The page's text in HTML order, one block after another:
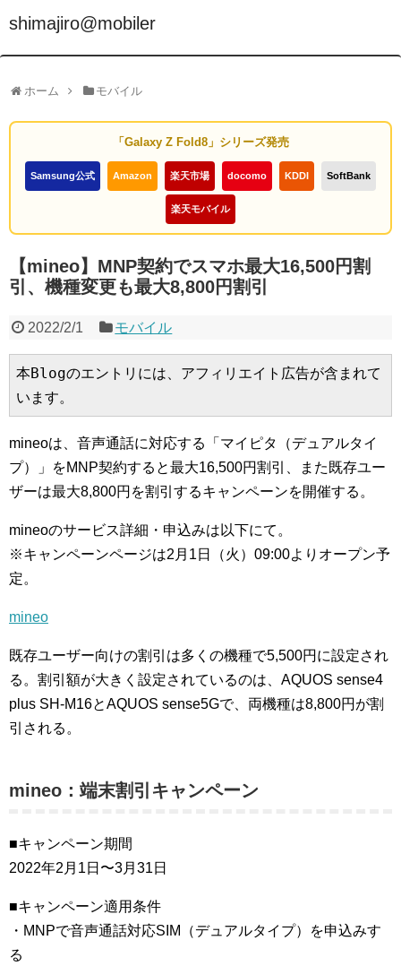
shimajiro@mobiler
ホーム モバイル
「Galaxy Z Fold8」シリーズ発売
Samsung公式 Amazon 楽天市場 docomo KDDI SoftBank
楽天モバイル
【mineo】MNP契約でスマホ最大16,500円割
引、機種変更も最大8,800円割引
2022/2/1 モバイル
本Blogのエントリには、アフィリエイト広告が含まれて
います。
mineoは、音声通話に対応する「マイピタ（デュアルタイ
プ）」をMNP契約すると最大16,500円割引、また既存ユー
ザーは最大8,800円を割引するキャンペーンを開催する。
mineoのサービス詳細・申込みは以下にて。
※キャンペーンページは2月1日（火）09:00よりオープン予
定。
mineo
既存ユーザー向けの割引は多くの機種で5,500円に設定され
る。割引額が大きく設定されているのは、AQUOS sense4
plus SH-M16とAQUOS sense5Gで、両機種は8,800円が割
引される。
mineo：端末割引キャンペーン
■キャンペーン期間
2022年2月1日〜3月31日
■キャンペーン適用条件
・MNPで音声通話対応SIM（デュアルタイプ）を申込みす
る